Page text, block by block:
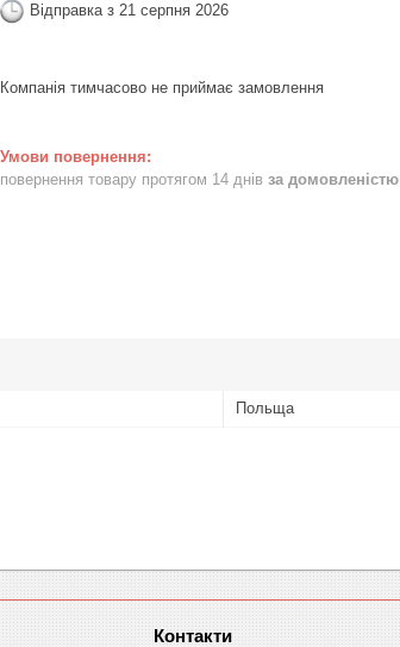
Відправка з 21 серпня 2026
Компанія тимчасово не приймає замовлення
повернення товару протягом 14 днів за домовленістю
Польща